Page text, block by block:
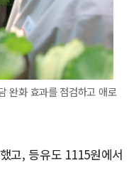
완화 효과를 점검하고 애로
고, 등유도 1115원에서